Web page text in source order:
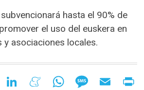
hasta el 90% de
el uso del euskera en
y asociaciones locales.
LinkedIn MeneameWhatsAppMessageEmail